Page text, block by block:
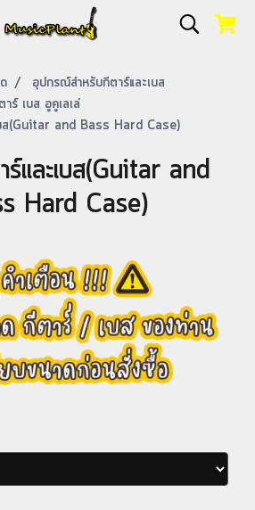
อุปกรณ์สำหรับกีตาร์และเบส
ร์ เบส อูคูเลเล่
ส(Guitar and Bass Hard Case)
ร์และเบส(Guitar and
Hard Case)